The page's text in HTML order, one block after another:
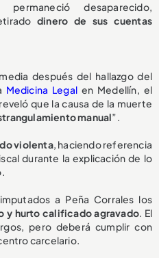
desaparecido,
dinero de sus cuentas
después del hallazgo del
Medicina Legal en Medellín, el
que la causa de la muerte
manual”.
violenta, haciendo referencia
durante la explicación de lo
a Peña Corrales los
y hurto calificado agravado. El
pero deberá cumplir con
carcelario.